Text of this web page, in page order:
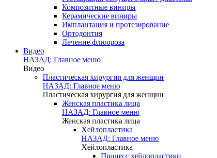
Композитные виниры
Керамические виниры
Имплантация и протезирование
Ортодонтия
Лечение флюороза
Видео
НАЗАД: Главное меню
Видео
Пластическая хирургия для женщин
НАЗАД: Главное меню
Пластическая хирургия для женщин
Женская пластика лица
НАЗАД: Главное меню
Женская пластика лица
Хейлопластика
НАЗАД: Главное меню
Хейлопластика
Процесс хейлопластики